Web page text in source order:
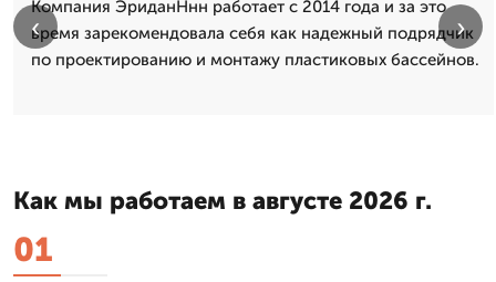
Компания ЭриданНнн работает с 2014 года и за это
время зарекомендовала себя как надежный подрядчик
по проектированию и монтажу пластиковых бассейнов.
‹ ›
Как мы работаем в августе 2026 г.
01